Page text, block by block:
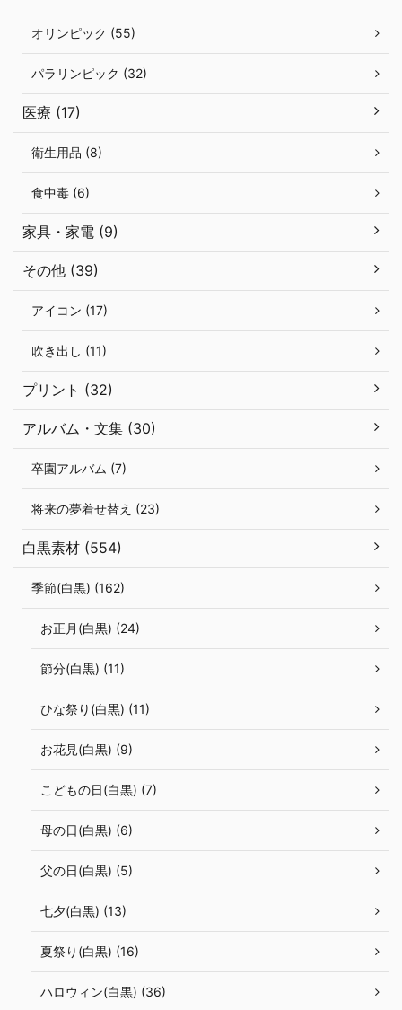
オリンピック (55)
パラリンピック (32)
医療 (17)
衛生用品 (8)
食中毒 (6)
家具・家電 (9)
その他 (39)
アイコン (17)
吹き出し (11)
プリント (32)
アルバム・文集 (30)
卒園アルバム (7)
将来の夢着せ替え (23)
白黒素材 (554)
季節(白黒) (162)
お正月(白黒) (24)
節分(白黒) (11)
ひな祭り(白黒) (11)
お花見(白黒) (9)
こどもの日(白黒) (7)
母の日(白黒) (6)
父の日(白黒) (5)
七夕(白黒) (13)
夏祭り(白黒) (16)
ハロウィン(白黒) (36)